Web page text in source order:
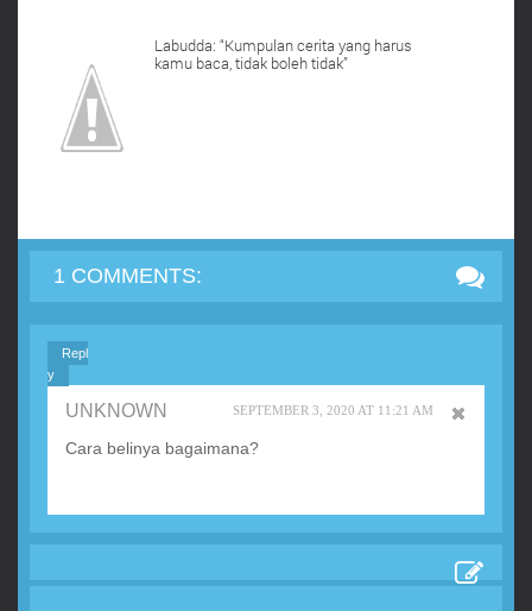
Labudda: “Kumpulan cerita yang harus
kamu baca, tidak boleh tidak”
1 COMMENTS:
Repl
y
UNKNOWN SEPTEMBER 3, 2020 AT 11:21 AM
Cara belinya bagaimana?